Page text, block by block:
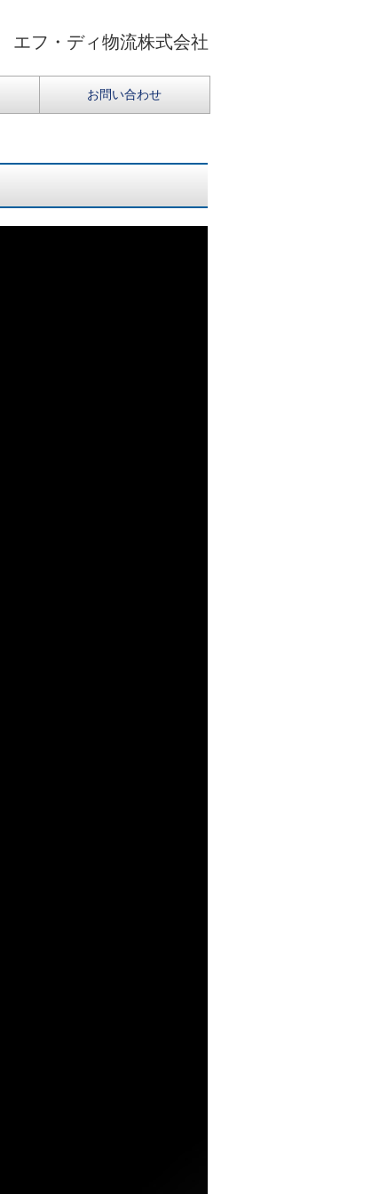
エフ・ディ物流株式会社
お問い合わせ